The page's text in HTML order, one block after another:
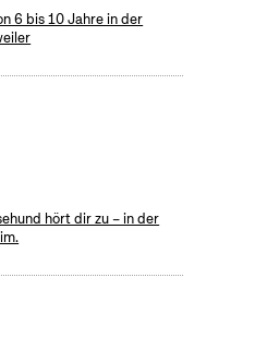
6 bis 10 Jahre in der
hört dir zu – in der